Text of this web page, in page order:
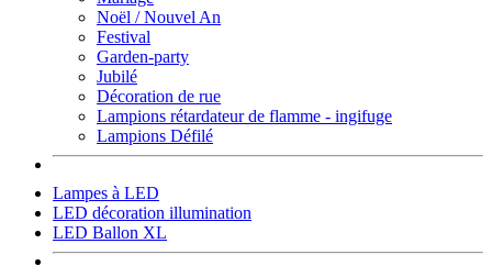
Noël / Nouvel An
Festival
Garden-party
Jubilé
Décoration de rue
Lampions rétardateur de flamme - ingifuge
Lampions Défilé
Lampes à LED
LED décoration illumination
LED Ballon XL